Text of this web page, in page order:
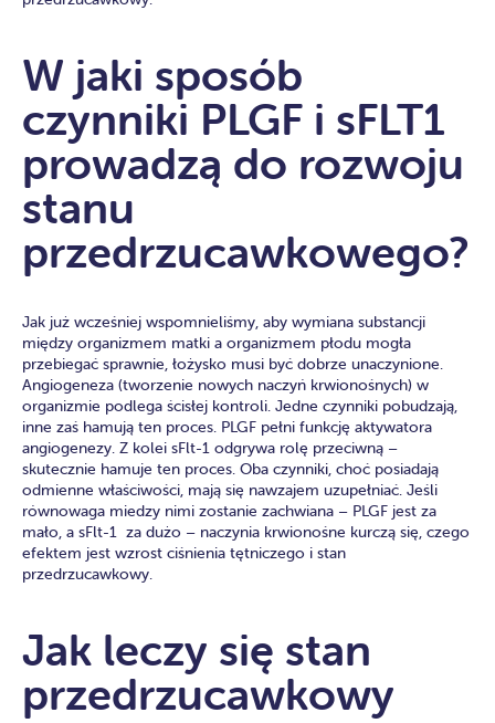
W jaki sposób
czynniki PLGF i sFLT1
prowadzą do rozwoju
stanu
przedrzucawkowego?
Jak już wcześniej wspomnieliśmy, aby wymiana substancji
między organizmem matki a organizmem płodu mogła
przebiegać sprawnie, łożysko musi być dobrze unaczynione.
Angiogeneza (tworzenie nowych naczyń krwionośnych) w
organizmie podlega ścisłej kontroli. Jedne czynniki pobudzają,
inne zaś hamują ten proces. PLGF pełni funkcję aktywatora
angiogenezy. Z kolei sFlt-1 odgrywa rolę przeciwną –
skutecznie hamuje ten proces. Oba czynniki, choć posiadają
odmienne właściwości, mają się nawzajem uzupełniać. Jeśli
równowaga miedzy nimi zostanie zachwiana – PLGF jest za
mało, a sFlt-1 za dużo – naczynia krwionośne kurczą się, czego
efektem jest wzrost ciśnienia tętniczego i stan
przedrzucawkowy.
Jak leczy się stan
przedrzucawkowy